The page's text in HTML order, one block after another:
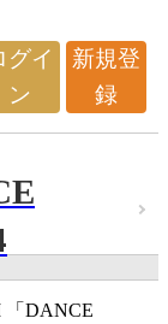
グイ
ン
新規登
録
「DANCE